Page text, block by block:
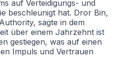
auf Verteidigungs- und
beschleunigt hat. Dror Bin,
sagte in dem
über einem Jahrzehnt ist
gestiegen, was auf einen
Impuls und Vertrauen